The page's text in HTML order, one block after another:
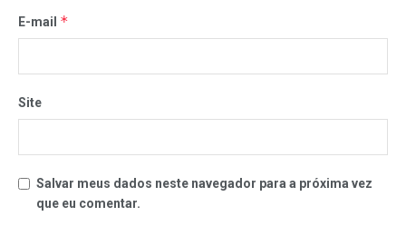
E-mail *
Site
Salvar meus dados neste navegador para a próxima vez
que eu comentar.